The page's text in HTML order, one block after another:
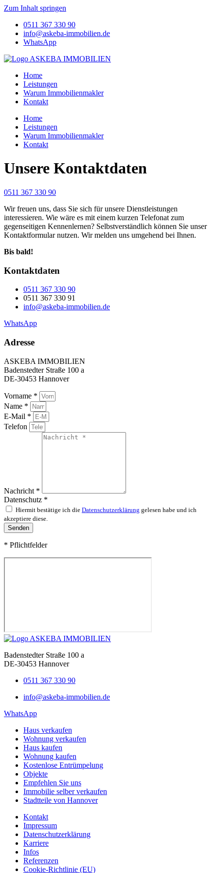
Zum Inhalt springen
0511 367 330 90
info@askeba-immobilien.de
WhatsApp
Home
Leistungen
Warum Immobilienmakler
Kontakt
Home
Leistungen
Warum Immobilienmakler
Kontakt
Unsere Kontaktdaten
0511 367 330 90
Wir freuen uns, dass Sie sich für unsere Dienstleistungen
interessieren. Wie wäre es mit einem kurzen Telefonat zum
gegenseitigen Kennenlernen? Selbstverständlich können Sie unser
Kontaktformular nutzen. Wir melden uns umgehend bei Ihnen.
Bis bald!
Kontaktdaten
0511 367 330 90
0511 367 330 91
info@askeba-immobilien.de
WhatsApp
Adresse
ASKEBA IMMOBILIEN
Badenstedter Straße 100 a
DE-30453 Hannover
Vorname *
Name *
E-Mail *
Telefon
Nachricht *
Datenschutz *
Hiermit bestätige ich die Datenschutzerklärung gelesen habe und ich
akzeptiere diese.
Senden
* Pflichtfelder
Badenstedter Straße 100 a
DE-30453 Hannover
0511 367 330 90
info@askeba-immobilien.de
WhatsApp
Haus verkaufen
Wohnung verkaufen
Haus kaufen
Wohnung kaufen
Kostenlose Entrümpelung
Objekte
Empfehlen Sie uns
Immobilie selber verkaufen
Stadtteile von Hannover
Kontakt
Impressum
Datenschutzerklärung
Karriere
Infos
Referenzen
Cookie-Richtlinie (EU)